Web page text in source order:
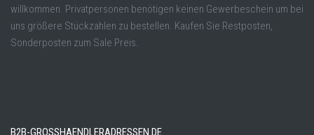
willkommen. Privatpersonen benötigen keinen Gewerbeschein um bei
uns größere Stückzahlen zu bestellen. Kaufen Sie Restposten,
Sonderposten zum Sale Preis.